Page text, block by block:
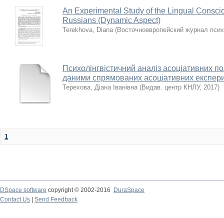
An Experimental Study оf the Lingual
Russians (Dynamic Aspect)
Terekhova, Diana (Восточноевропейский журнал
Психолінгвістичний аналіз асоціативних
даними спрямованих асоціативних
Терехова, Діана Іванівна (Видав. центр КНЛУ, 2017)
1
DSpace software copyright © 2002-2016
DuraSpace
Contact Us
Send Feedback